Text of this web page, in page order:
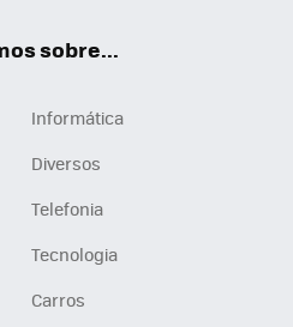
sobre...
Informática
Diversos
Telefonia
Tecnologia
Carros